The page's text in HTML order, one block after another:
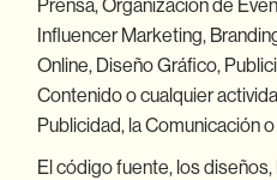
Prensa, Organización de
Influencer Marketing,
Online, Diseño Gráfico,
Contenido o cualquier
Publicidad, la Comunicación
El código fuente, los